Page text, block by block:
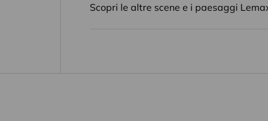
Scopri le altre scene e i paesaggi